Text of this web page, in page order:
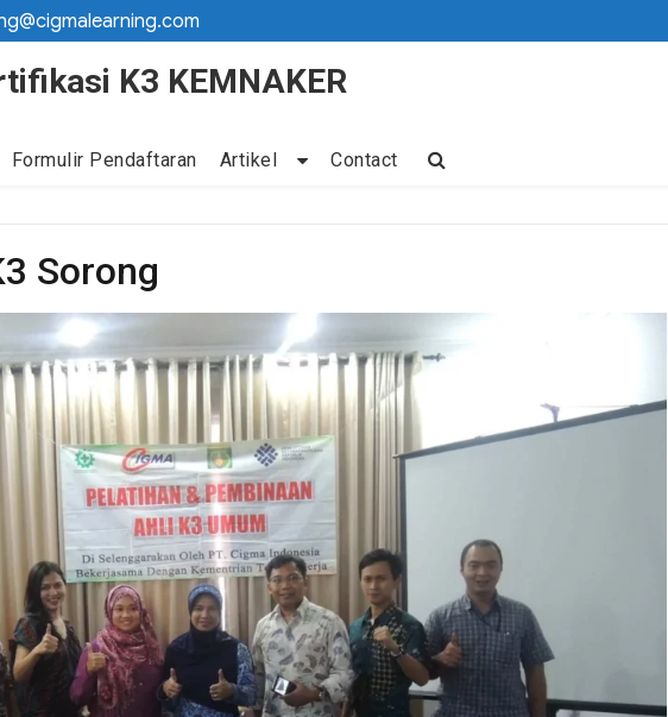
K3 KEMNAKER
Formulir Pendaftaran Artikel Contact
Sorong